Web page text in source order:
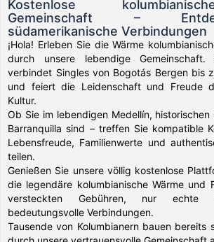
Kostenlose
Gemeinschaft –
südamerikanische Verbindungen
¡Hola! Erleben Sie die Wärme
durch unsere lebendige Gemeinschaft.
verbindet Singles von Bogotás Bergen bis
und feiert die Leidenschaft und Freude
Kultur.
Ob Sie im lebendigen Medellín,
Barranquilla sind – treffen Sie kompatible
Lebensfreude, Familienwerte und
teilen.
Genießen Sie unsere völlig kostenlose
die legendäre kolumbianische Wärme und
versteckten Gebühren, nur echte
bedeutungsvolle Verbindungen.
Tausende von Kolumbianern bauen bereits